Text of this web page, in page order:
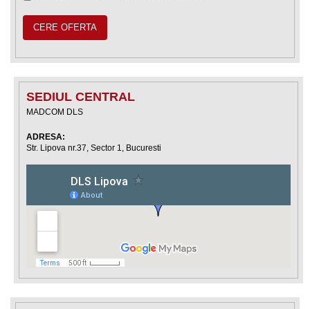
CERE OFERTA
SEDIUL CENTRAL
MADCOM DLS
ADRESA:
Str. Lipova nr.37, Sector 1, Bucuresti